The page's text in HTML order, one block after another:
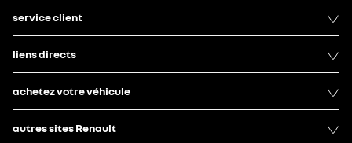
service client
liens directs
achetez votre véhicule
autres sites Renault